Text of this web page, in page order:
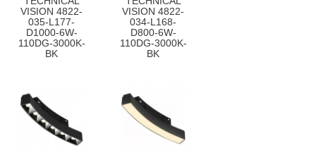
VISION 4822-
035-L177-
D1000-6W-
110DG-3000K-
BK
VISION 4822-
034-L168-
D800-6W-
110DG-3000K-
BK